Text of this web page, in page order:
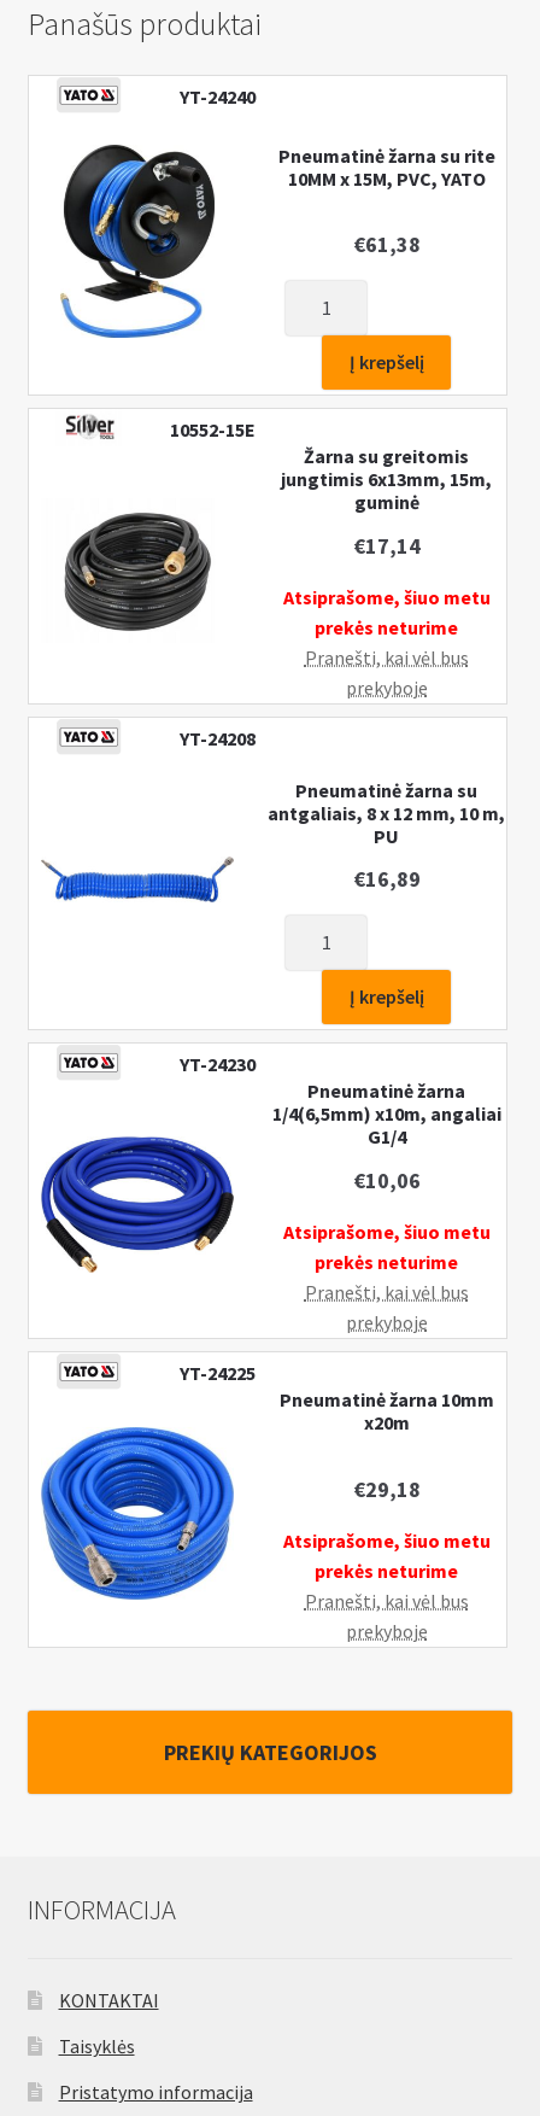
Panašūs produktai
YT-24240
Pneumatinė žarna su rite
10MM x 15M, PVC, YATO
€61,38
Pneumatinė
žarna
su
rite
10MM
YATO
Į krepšelį
10552-15E
Žarna su greitomis
jungtimis 6x13mm, 15m,
guminė
€17,14
Atsiprašome, šiuo metu
prekės neturime
Pranešti, kai vėl bus
prekyboje
YT-24208
Pneumatinė žarna su
antgaliais, 8 x 12 mm, 10 m,
PU
€16,89
Pneumatinė
žarna
su
antgaliais,
8
10
PU
Į krepšelį
YT-24230
Pneumatinė žarna
1/4(6,5mm) x10m, angaliai
G1/4
€10,06
Atsiprašome, šiuo metu
prekės neturime
Pranešti, kai vėl bus
prekyboje
YT-24225
Pneumatinė žarna 10mm
x20m
€29,18
Atsiprašome, šiuo metu
prekės neturime
Pranešti, kai vėl bus
prekyboje
PREKIŲ KATEGORIJOS
INFORMACIJA
KONTAKTAI
Taisyklės
Pristatymo informacija